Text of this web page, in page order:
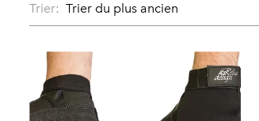
Trier: